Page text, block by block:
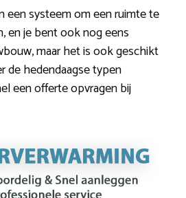
een systeem om een ruimte te
en je bent ook nog eens
maar het is ook geschikt
de hedendaagse typen
een offerte opvragen bij